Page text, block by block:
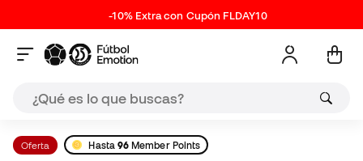
-10% Extra con Cupón FLDAY10
Oferta Hasta 96 Member Points